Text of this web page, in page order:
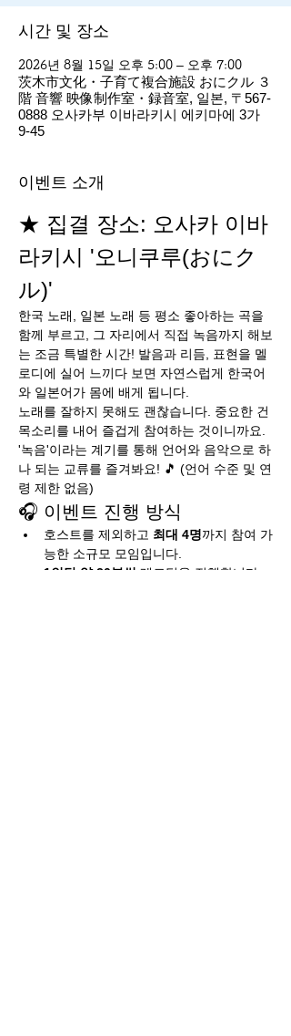
시간 및 장소
2026년 8월 15일 오후 5:00 – 오후 7:00
茨木市文化・子育て複合施設 おにクル ３
階 音響 映像制作室・録音室, 일본, 〒567-
0888 오사카부 이바라키시 에키마에 3가
9-45
이벤트 소개
★ 집결 장소: 오사카 이바
라키시 '오니쿠루(おにク
ル)'
한국 노래, 일본 노래 등 평소 좋아하는 곡을
함께 부르고, 그 자리에서 직접 녹음까지 해보
는 조금 특별한 시간! 발음과 리듬, 표현을 멜
로디에 실어 느끼다 보면 자연스럽게 한국어
와 일본어가 몸에 배게 됩니다.
노래를 잘하지 못해도 괜찮습니다. 중요한 건
목소리를 내어 즐겁게 참여하는 것이니까요.
'녹음'이라는 계기를 통해 언어와 음악으로 하
나 되는 교류를 즐겨봐요! 🎵 (언어 수준 및 연
령 제한 없음)
🎧 이벤트 진행 방식
호스트를 제외하고 최대 4명까지 참여 가
능한 소규모 모임입니다.
1인당 약 20분씩 레코딩을 진행합니다.